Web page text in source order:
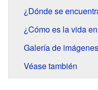
¿Dónde se
¿Cómo es la vida
Galería de imágenes
Véase también